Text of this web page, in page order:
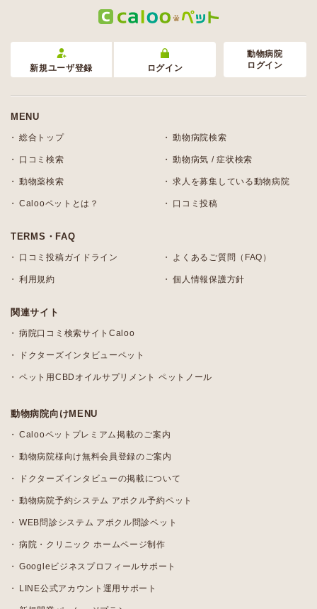
新規ユーザ登録 ログイン
動物病院
ログイン
MENU
総合トップ 動物病院検索
口コミ検索 動物病気 / 症状検索
動物薬検索 求人を募集している動物病院
Calooペットとは？ 口コミ投稿
TERMS・FAQ
口コミ投稿ガイドライン よくあるご質問（FAQ）
利用規約 個人情報保護方針
関連サイト
病院口コミ検索サイトCaloo
ドクターズインタビューペット
ペット用CBDオイルサプリメント ペットノール
動物病院向けMENU
Calooペットプレミアム掲載のご案内
動物病院様向け無料会員登録のご案内
ドクターズインタビューの掲載について
動物病院予約システム アポクル予約ペット
WEB問診システム アポクル問診ペット
病院・クリニック ホームページ制作
Googleビジネスプロフィールサポート
LINE公式アカウント運用サポート